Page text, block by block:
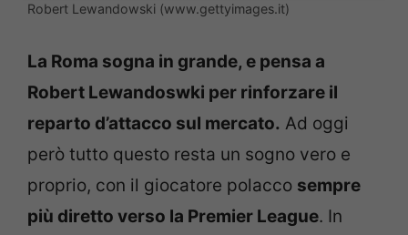
Robert Lewandowski (www.gettyimages.it)
La Roma sogna in grande, e pensa a
Robert Lewandoswki per rinforzare il
reparto d’attacco sul mercato. Ad oggi
però tutto questo resta un sogno vero e
proprio, con il giocatore polacco sempre
più diretto verso la Premier League. In